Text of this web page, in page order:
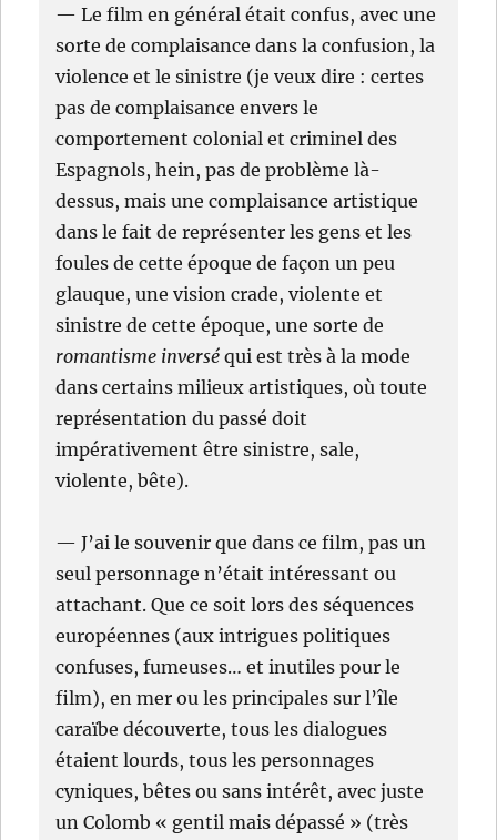
— Le film en général était confus, avec une
sorte de complaisance dans la confusion, la
violence et le sinistre (je veux dire : certes
pas de complaisance envers le
comportement colonial et criminel des
Espagnols, hein, pas de problème là-
dessus, mais une complaisance artistique
dans le fait de représenter les gens et les
foules de cette époque de façon un peu
glauque, une vision crade, violente et
sinistre de cette époque, une sorte de
romantisme inversé qui est très à la mode
dans certains milieux artistiques, où toute
représentation du passé doit
impérativement être sinistre, sale,
violente, bête).
— J’ai le souvenir que dans ce film, pas un
seul personnage n’était intéressant ou
attachant. Que ce soit lors des séquences
européennes (aux intrigues politiques
confuses, fumeuses… et inutiles pour le
film), en mer ou les principales sur l’île
caraïbe découverte, tous les dialogues
étaient lourds, tous les personnages
cyniques, bêtes ou sans intérêt, avec juste
un Colomb « gentil mais dépassé » (très